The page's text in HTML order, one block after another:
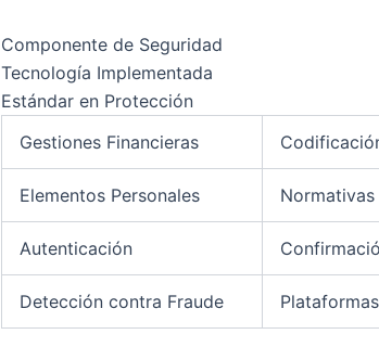
Componente de Seguridad
Tecnología Implementada
Estándar en Protección
Gestiones Financieras
Elementos Personales Normativas
Autenticación
Detección contra Fraude